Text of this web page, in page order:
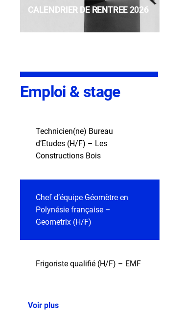
CALENDRIER DE RENTREE 2026
Emploi & stage
Technicien(ne) Bureau
d’Etudes (H/F) – Les
Constructions Bois
Chef d’équipe Géomètre en
Polynésie française –
Geometrix (H/F)
Frigoriste qualifié (H/F) – EMF
Voir plus